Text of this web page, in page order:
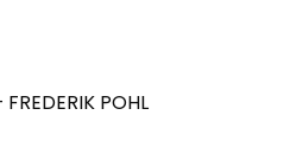
POHL